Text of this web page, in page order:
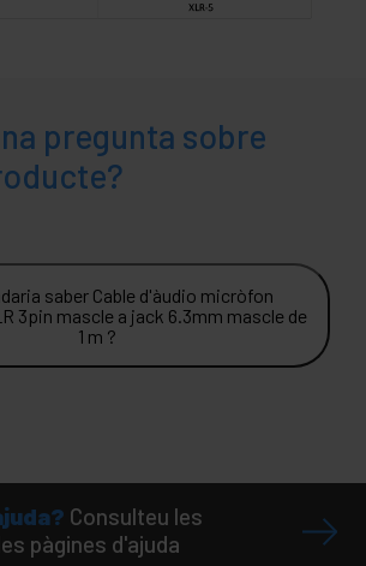
pregunta sobre
saber Cable d'àudio micròfon
3pin mascle a jack 6.3mm mascle de
1 m ?
Consulteu les
pàgines d'ajuda